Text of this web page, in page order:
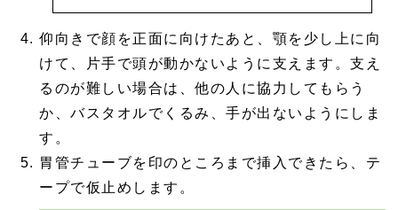
仰向きで顔を正面に向けたあと、顎を少し上に向
けて、片手で頭が動かないように支えます。支え
るのが難しい場合は、他の人に協力してもらう
か、バスタオルでくるみ、手が出ないようにしま
す。
胃管チューブを印のところまで挿入できたら、テ
ープで仮止めします。